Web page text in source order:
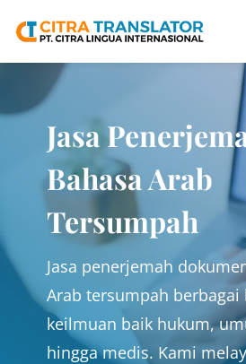
Jasa
Bahasa Arab
Tersumpah
Jasa penerjemah
Arab tersumpah berbagai
keilmuan baik hukum,
hingga medis. Kami